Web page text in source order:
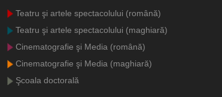
Teatru şi artele spectacolului (română)
Teatru şi artele spectacolului (maghiară)
Cinematografie şi Media (română)
Cinematografie şi Media (maghiară)
Şcoala doctorală